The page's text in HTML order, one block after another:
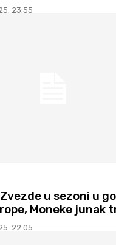
23:55
u sezoni u
Moneke junak
22:05